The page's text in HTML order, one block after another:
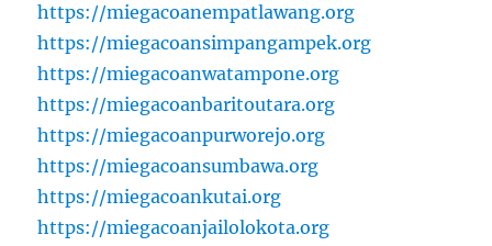
https://miegacoanempatlawang.org
https://miegacoansimpangampek.org
https://miegacoanwatampone.org
https://miegacoanbaritoutara.org
https://miegacoanpurworejo.org
https://miegacoansumbawa.org
https://miegacoankutai.org
https://miegacoanjailolokota.org